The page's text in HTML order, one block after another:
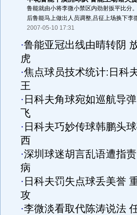
鲁能就由小将李微小禁区内劲射扳平比分
后鲁能马上做出人员调整,吕征上场换下李
2007-05-10 17:31
·鲁能亚冠出线由晴转阴
虎
·焦点球员技术统计:日科
王
· 日科夫角球宛如巡航导
飞
· 日科夫巧妙传球韩鹏头
西
·深圳球迷胡言乱语遭指
病
· 日科夫罚失点球丢美誉
攻
·李微淡看取代陈涛说法